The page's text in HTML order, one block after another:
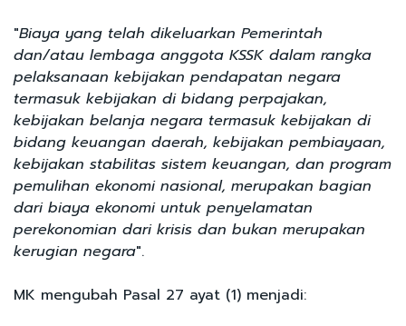
"Biaya yang telah dikeluarkan Pemerintah
dan/atau lembaga anggota KSSK dalam rangka
pelaksanaan kebijakan pendapatan negara
termasuk kebijakan di bidang perpajakan,
kebijakan belanja negara termasuk kebijakan di
bidang keuangan daerah, kebijakan pembiayaan,
kebijakan stabilitas sistem keuangan, dan program
pemulihan ekonomi nasional, merupakan bagian
dari biaya ekonomi untuk penyelamatan
perekonomian dari krisis dan bukan merupakan
kerugian negara".
MK mengubah Pasal 27 ayat (1) menjadi: